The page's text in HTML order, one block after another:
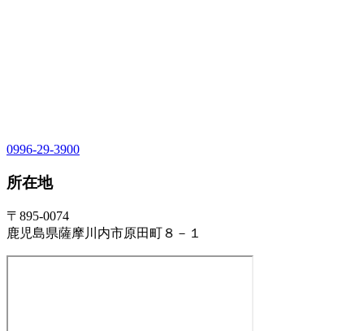
0996-29-3900
所在地
〒895-0074
鹿児島県薩摩川内市原田町８－１